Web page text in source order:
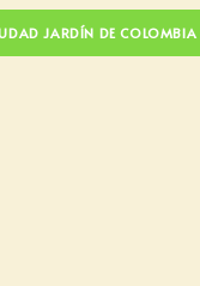
JARDÍN DE COLOMBIA